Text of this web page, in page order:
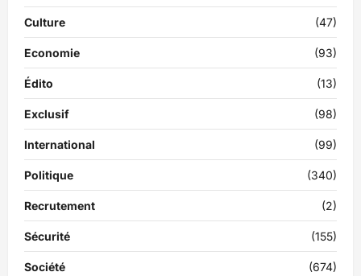
Culture (47)
Economie (93)
Édito (13)
Exclusif (98)
International (99)
Politique (340)
Recrutement (2)
Sécurité (155)
Société (674)